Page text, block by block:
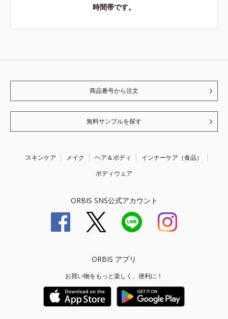
時間帯です。
商品番号から注文
無料サンプルを探す
スキンケア メイク ヘア＆ボディ
インナーケア（食品）
ボディウェア
ORBIS SNS公式アカウント
ORBIS アプリ
お買い物をもっと楽しく、便利に！